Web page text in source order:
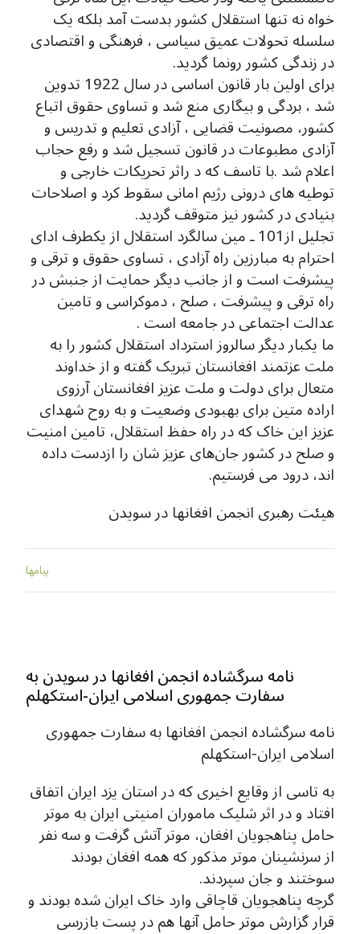
خواه نه تنها استقلال کشور بدست آمد بلکه یک
سلسله تحولات عمیق سیاسی ، فرهنگی و اقتصادی
در زندگی کشور رونما گردید.
برای اولین بار قانون اساسی در سال 1922 تدوین
شد ، بردگی و بیگاری منع شد و تساوی حقوق اتباع
کشور، مصونیت قضایی ، آزادی تعلیم و تدریس و
آزادی مطبوعات در قانون تسجیل شد و رفع حجاب
اعلام شد .با تاسف که د راثر تحریکات خارجی و
توطیه های درونی رژیم امانی سقوط کرد و اصلاحات
بنیادی در کشور نیز متوقف گردید.
تجلیل از101 ـ مین سالگرد استقلال از یکطرف ادای
احترام به مبارزین راه آزادی ، تساوی حقوق و ترقی و
پیشرفت است و از جانب دیگر حمایت از جنبش در
راه ترقی و پیشرفت ، صلح ، دموکراسی و تامین
عدالت اجتماعی در جامعه است .
ما یکبار دیگر سالروز استرداد استقلال کشور را به
ملت عزتمند افغانستان تبریک گفته و از خداوند
متعال برای دولت و ملت عزیز افغانستان آرزوی
اراده متین برای بهبودی وضعیت و به روح شهدای
عزیز این خاک که در راه حفظ استقلال، تامین امنیت
و صلح در کشور جان‌های عزیز شان را ازدست داده
اند، درود می فرستیم.
هیئت رهبری انجمن افغانها در سویدن
پيامها
نامه سرگشاده انجمن افغانها در سویدن به
سفارت جمهوری اسلامی ایران-استکهلم
نامه سرگشاده انجمن افغانها به سفارت جمهوری
اسلامی ایران-استکهلم
به تاسی از وقایع اخیری که در استان یزد ایران اتفاق
افتاد و در اثر شلیک ماموران امنیتی ایران به موتر
حامل پناهجویان افغان، موتر آتش گرفت و سه نفر
از سرنشینان موتر مذکور که همه افغان بودند
سوختند و جان سپردند.
گرچه پناهجویان قاچاقی وارد خاک ایران شده بودند و
قرار گزارش موتر حامل آنها هم در پست بازرسی